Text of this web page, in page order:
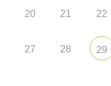
20 21 22
27 28 29